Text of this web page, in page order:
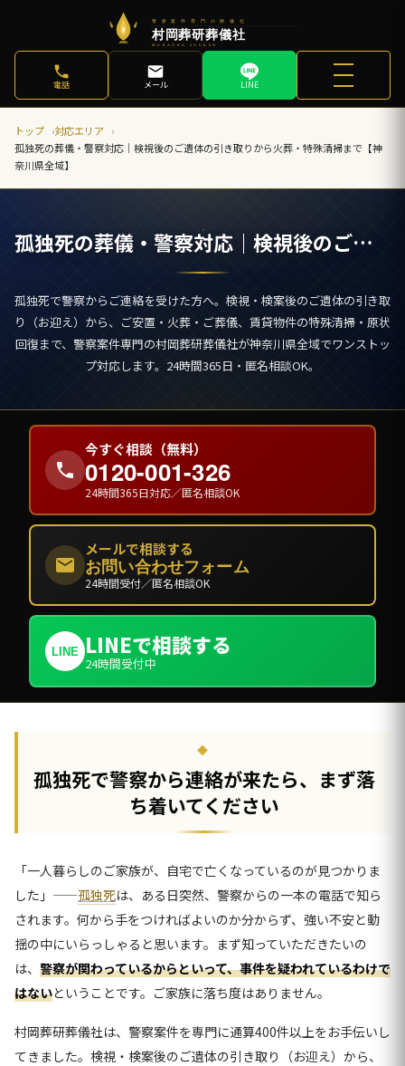
電話 メール LINE
トップ
対応エリア
孤独死の葬儀・警察対応｜検視後のご遺体の引き取りから火葬・特殊清掃まで【神
奈川県全域】
孤独死の葬儀・警察対応｜検視後のご遺体の引き取りから火葬・特殊清掃まで【神奈川県全域】
孤独死で警察からご連絡を受けた方へ。検視・検案後のご遺体の引き取
り（お迎え）から、ご安置・火葬・ご葬儀、賃貸物件の特殊清掃・原状
回復まで、警察案件専門の村岡葬研葬儀社が神奈川県全域でワンストッ
プ対応します。24時間365日・匿名相談OK。
今すぐ相談（無料）
0120-001-326
24時間365日対応／匿名相談OK
メールで相談する
お問い合わせフォーム
24時間受付／匿名相談OK
LINE LINEで相談する
24時間受付中
孤独死で警察から連絡が来たら、まず落
ち着いてください
「一人暮らしのご家族が、自宅で亡くなっているのが見つかりま
した」——孤独死は、ある日突然、警察からの一本の電話で知ら
されます。何から手をつければよいのか分からず、強い不安と動
揺の中にいらっしゃると思います。まず知っていただきたいの
は、 警察が関わっているからといって、事件を疑われているわけで
はないということです。ご家族に落ち度はありません。
村岡葬研葬儀社は、警察案件を専門に通算400件以上をお手伝いし
てきました。検視・検案後のご遺体の引き取り（お迎え）から、